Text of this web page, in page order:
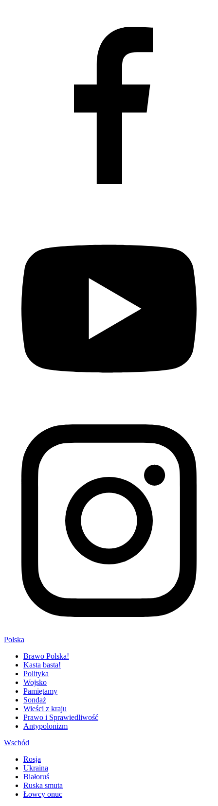
Polska
Brawo Polska!
Kasta basta!
Polityka
Wojsko
Pamiętamy
Sondaż
Wieści z kraju
Prawo i Sprawiedliwość
Antypolonizm
Wschód
Rosja
Ukraina
Białoruś
Ruska smuta
Łowcy onuc